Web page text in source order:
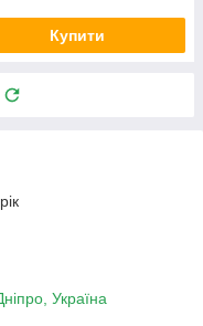
Купити
Україна